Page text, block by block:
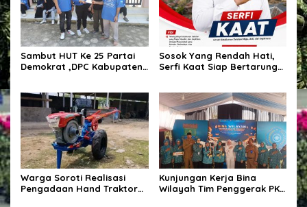
Sambut HUT Ke 25 Partai
Demokrat ,DPC Kabupaten
Rumah Ibadah,Melalui
Gerakan Langit Biru
Indonesia ASRI.
Sosok Yang Rendah Hati,
Serfi Kaat Siap Bertarung
Warga Soroti Realisasi
Pengadaan Hand Traktor
Kunjungan Kerja Bina
Wilayah Tim Penggerak PKK